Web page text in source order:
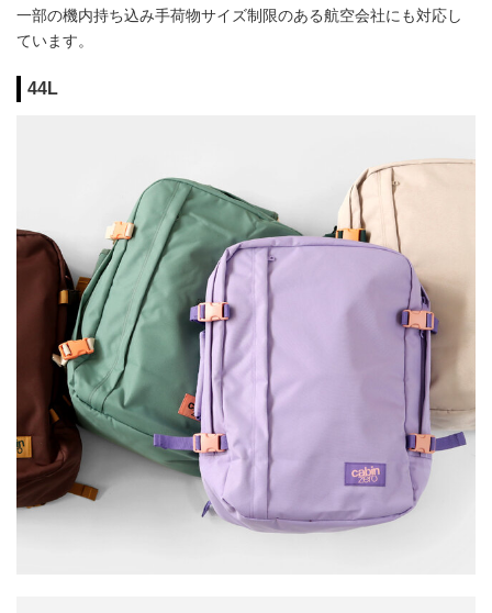
一部の機内持ち込み手荷物サイズ制限のある航空会社にも対応し
ています。
44L